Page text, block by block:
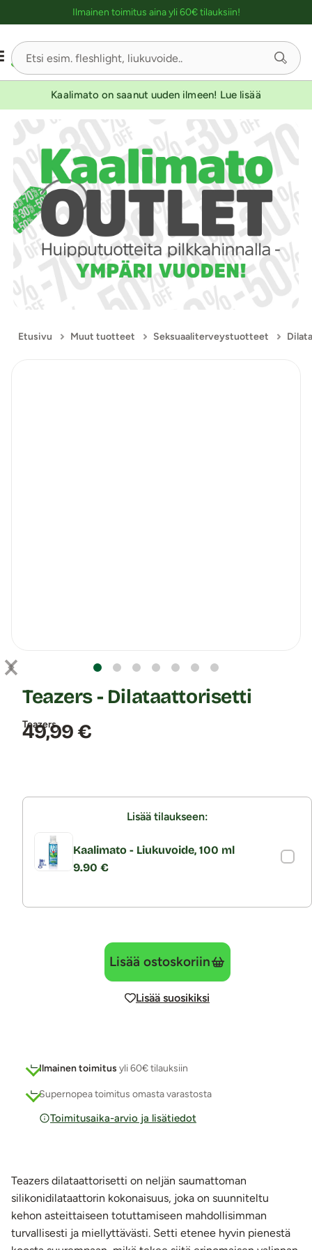
Ilmainen toimitus aina yli 60€ tilauksiin!
Kaalimato on saanut uuden ilmeen! Lue lisää
Etusivu Muut tuotteet Seksuaaliterveystuotteet
Teazers
Teazers - Dilataattorisetti
Hinta:
49,99 €
Lisää tilaukseen:
Kaalimato - Liukuvoide, 100 ml
9.90 €
Lisää ostoskoriin
Lisää suosikiksi
Ilmainen toimitus yli 60€ tilauksiin
Supernopea toimitus omasta varastosta
Toimitusaika-arvio ja lisätiedot
Teazers dilataattorisetti on neljän saumattoman
silikonidilataattorin kokonaisuus, joka on suunniteltu
kehon asteittaiseen totuttamiseen mahdollisimman
turvallisesti ja miellyttävästi. Setti etenee hyvin pienestä